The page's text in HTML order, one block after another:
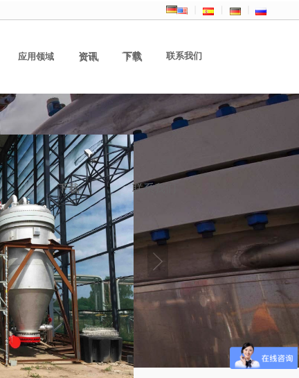
联系我们
下载
下载
资讯
应用领域 资讯
下载 联系我们